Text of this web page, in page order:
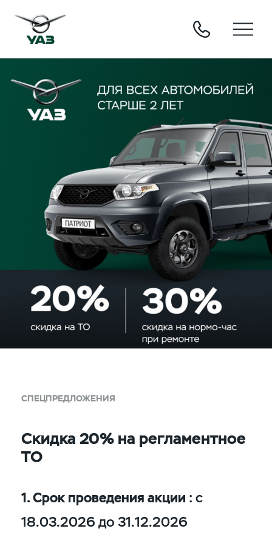
СПЕЦПРЕДЛОЖЕНИЯ
Скидка 20% на регламентное
ТО
1. Срок проведения акции : с
18.03.2026 до 31.12.2026